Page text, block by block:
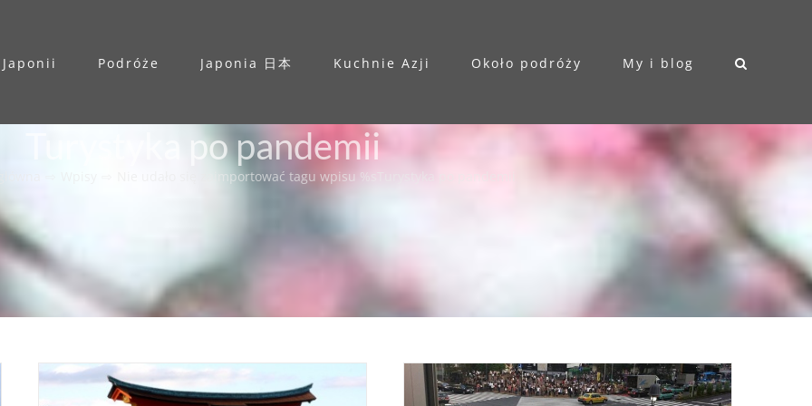
Podróże Japonia 日本 Kuchnie Azji Około podróży My i blog
Turystyka po pandemii
Nie udało się zaimportować tagu wpisu %s